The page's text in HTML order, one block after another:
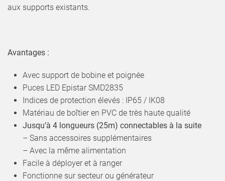
aux supports existants.
Avantages :
Avec support de bobine et poignée
Puces LED Epistar SMD2835
Indices de protection élevés : IP65 / IK08
Matériau de boîtier en PVC de très haute qualité
Jusqu’à 4 longueurs (25m) connectables à la suite
– Sans accessoires supplémentaires
– Avec la même alimentation
Facile à déployer et à ranger
Fonctionne sur secteur ou générateur